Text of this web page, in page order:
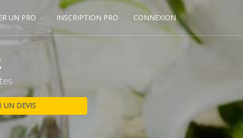
UN PRO INSCRIPTION PRO CONNEXION